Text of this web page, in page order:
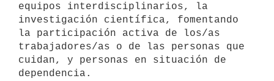
equipos interdisciplinarios, la
investigación científica, fomentando
la participación activa de los/as
trabajadores/as o de las personas que
cuidan, y personas en situación de
dependencia.